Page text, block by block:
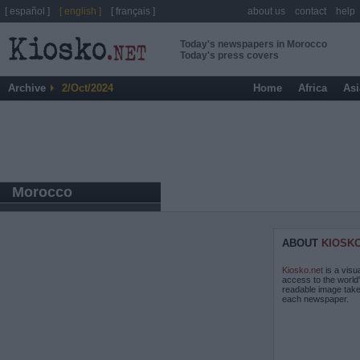
Today's newspapers in Morocco
Today's press covers
Archive 2/Oct/2024 Home Africa
Morocco
ABOUT
Kiosko.net is a
access to the
readable image
each newspaper.
[ español ] [ english ] [ français ] about us contact help